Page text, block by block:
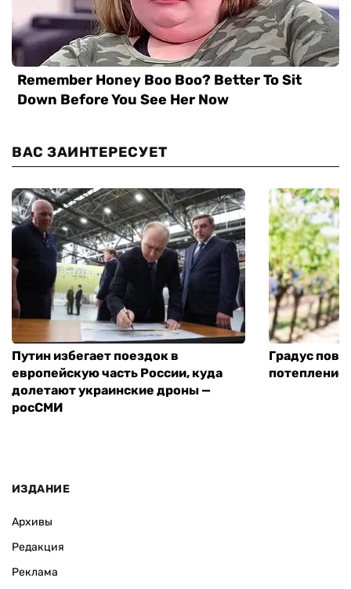
ВАС ЗАИНТЕРЕСУЕТ
Путин избегает поездок в
европейскую часть России, куда
долетают украинские дроны —
росСМИ
Градус
ИЗДАНИЕ
Архивы
Редакция
Реклама